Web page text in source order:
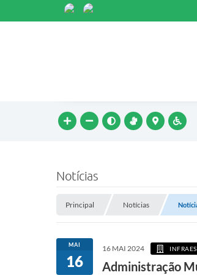
Notícias
Principal Notícias
MAI
16
16 MAI 2024
Administração